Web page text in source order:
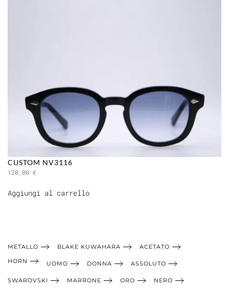
CUSTOM NV3116
120,00 €
Aggiungi al carrello
METALLO BLAKE KUWAHARA
ACETATO
HORN
UOMO DONNA ASSOLUTO
SWAROVSKI MARRONE ORO NERO